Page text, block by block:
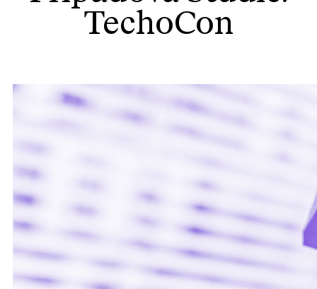
TechoCon